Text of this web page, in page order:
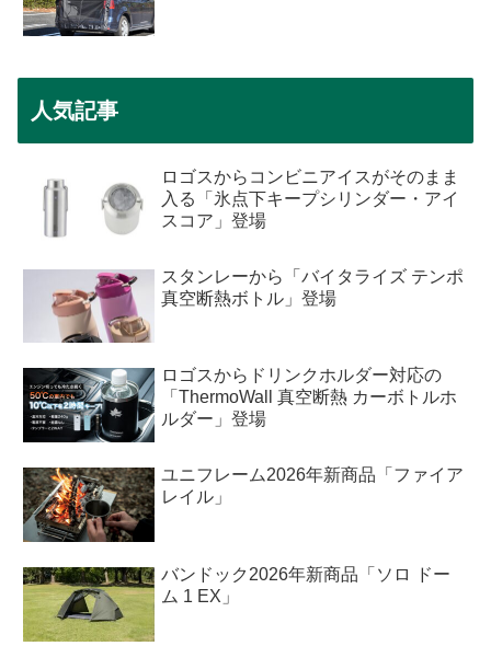
人気記事
ロゴスからコンビニアイスがそのまま
入る「氷点下キープシリンダー・アイ
スコア」登場
スタンレーから「バイタライズ テンポ
真空断熱ボトル」登場
ロゴスからドリンクホルダー対応の
「ThermoWall 真空断熱 カーボトルホ
ルダー」登場
ユニフレーム2026年新商品「ファイア
レイル」
バンドック2026年新商品「ソロ ドー
ム 1 EX」